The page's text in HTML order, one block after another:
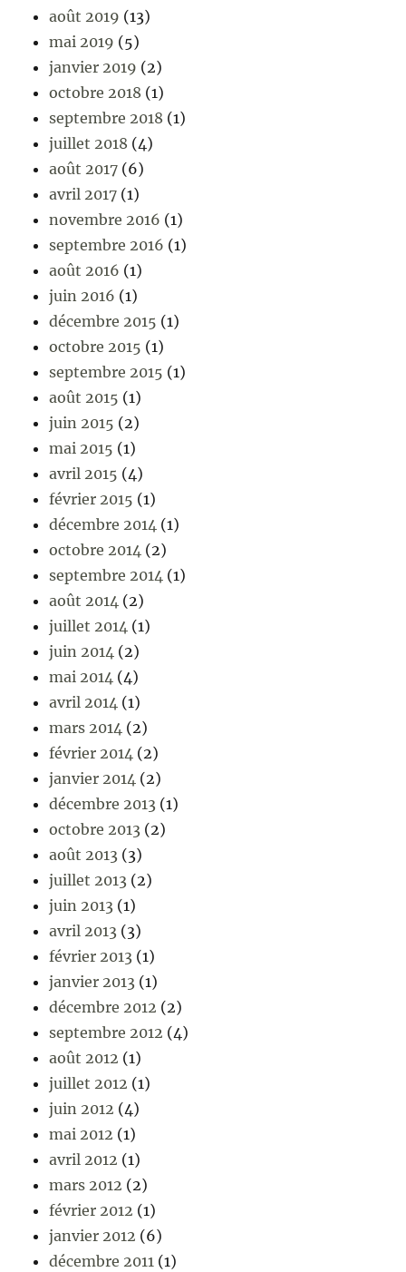
août 2019 (13)
mai 2019 (5)
janvier 2019 (2)
octobre 2018 (1)
septembre 2018 (1)
juillet 2018 (4)
août 2017 (6)
avril 2017 (1)
novembre 2016 (1)
septembre 2016 (1)
août 2016 (1)
juin 2016 (1)
décembre 2015 (1)
octobre 2015 (1)
septembre 2015 (1)
août 2015 (1)
juin 2015 (2)
mai 2015 (1)
avril 2015 (4)
février 2015 (1)
décembre 2014 (1)
octobre 2014 (2)
septembre 2014 (1)
août 2014 (2)
juillet 2014 (1)
juin 2014 (2)
mai 2014 (4)
avril 2014 (1)
mars 2014 (2)
février 2014 (2)
janvier 2014 (2)
décembre 2013 (1)
octobre 2013 (2)
août 2013 (3)
juillet 2013 (2)
juin 2013 (1)
avril 2013 (3)
février 2013 (1)
janvier 2013 (1)
décembre 2012 (2)
septembre 2012 (4)
août 2012 (1)
juillet 2012 (1)
juin 2012 (4)
mai 2012 (1)
avril 2012 (1)
mars 2012 (2)
février 2012 (1)
janvier 2012 (6)
décembre 2011 (1)